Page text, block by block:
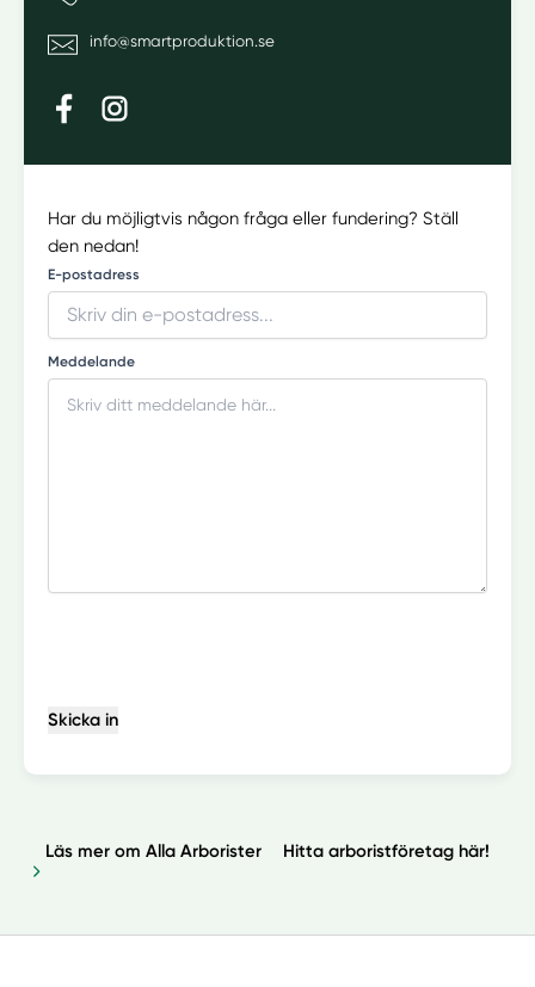
E-postadress
info@smartproduktion.se
Har du möjligtvis någon fråga eller fundering? Ställ
den nedan!
E-postadress
Meddelande
Skicka in
Läs mer om Alla Arborister Hitta arboristföretag här!